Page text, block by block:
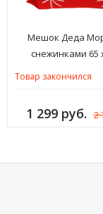
Мешок Деда
снежинками 65
Товар закончился
1 299 руб. 2